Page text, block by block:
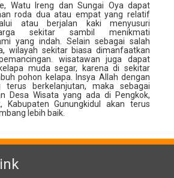
Watu Ireng dan Sungai Oya dapat
roda dua atau empat yang relatif
atau berjalan kaki menyusuri
sekitar sambil menikmati
yang indah. Selain sebagai salah
wilayah sekitar biasa dimanfaatkan
wisatawan juga dapat
muda segar, karena di sekitar
pohon kelapa. Insya Allah dengan
terus berkelanjutan, maka sebagai
Desa Wisata yang ada di Pengkok,
Kabupaten Gunungkidul akan terus
lebih baik.